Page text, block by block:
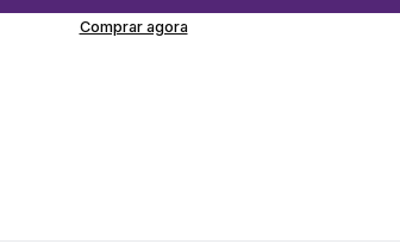
Comprar agora